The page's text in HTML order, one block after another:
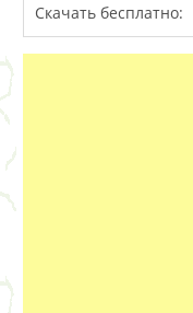
Скачать бесплатно: